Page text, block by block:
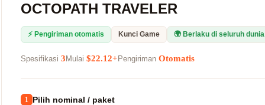
OCTOPATH TRAVELER
⚡ Pengiriman otomatis Kunci Game 🌍 Berlaku di seluruh dunia
Spesifikasi 3 Mulai $22.12+ Pengiriman Otomatis
1 Pilih nominal / paket